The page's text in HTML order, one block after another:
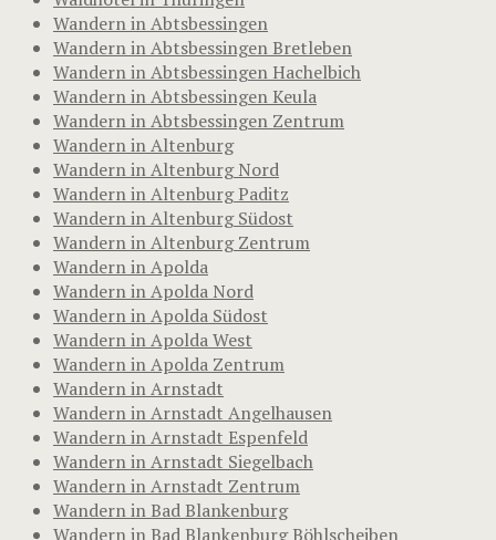
Wandern in Abtsbessingen
Wandern in Abtsbessingen Bretleben
Wandern in Abtsbessingen Hachelbich
Wandern in Abtsbessingen Keula
Wandern in Abtsbessingen Zentrum
Wandern in Altenburg
Wandern in Altenburg Nord
Wandern in Altenburg Paditz
Wandern in Altenburg Südost
Wandern in Altenburg Zentrum
Wandern in Apolda
Wandern in Apolda Nord
Wandern in Apolda Südost
Wandern in Apolda West
Wandern in Apolda Zentrum
Wandern in Arnstadt
Wandern in Arnstadt Angelhausen
Wandern in Arnstadt Espenfeld
Wandern in Arnstadt Siegelbach
Wandern in Arnstadt Zentrum
Wandern in Bad Blankenburg
Wandern in Bad Blankenburg Böhlscheiben